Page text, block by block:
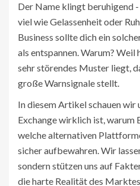
Der Name klingt beruhigend -
viel wie Gelassenheit oder
Business sollte dich ein
als entspannen. Warum?
sehr störendes Muster liegt,
große Warnsignale stellt.
In diesem Artikel schauen wir
Exchange wirklich ist, warum
welche alternativen
sicher aufbewahren. Wir
sondern stützen uns auf
die harte Realität des